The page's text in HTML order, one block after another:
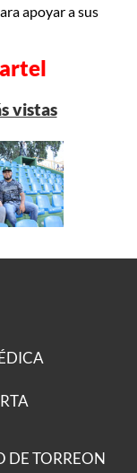
apoyar a sus
vistas
DE TORREON